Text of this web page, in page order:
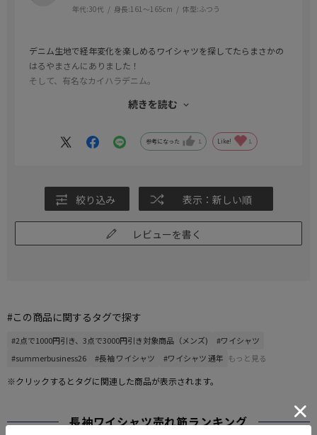
年代:30代 身長:161～165cm 体型:ふつう
デニム生地で経年変化を楽しめるワイシャツを探してたらまさかの
はるやまさんにありました！
そして、有名なカイハラデニム。
166cm、61kgでMサイズでバッチリでした。
普通のデニムシャツと違い、襟がピシッとしてるのがとても良い。
仕事でもプライベートでも経年変化を楽しみながら着用していきた
続きを読む
参考になった 1 Like! 1
絞り込み 表示：新しい順
レビューを書く
#この商品に関するタグで探す
#2点で1000円引き、3点で3000円引き対象商品（メンズ)
#ワイシャツ
#summerbusiness26
#長袖 ワイシャツ #ワイシャツ 通年 もっと見る
※クリックするとタグに関連した商品が表示されます。
長袖ワイシャツ売れ筋ランキング